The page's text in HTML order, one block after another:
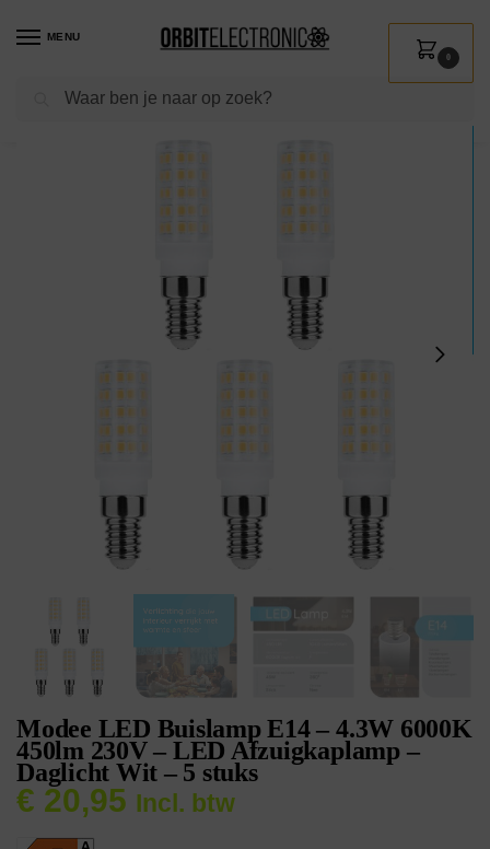
MENU
Zoeken
0
Shop / Verlichting / Lichtbronnen
Modee LED Buislamp E14 – 4.3W 6000K
450lm 230V – LED Afzuigkaplamp –
Daglicht Wit – 5 stuks
€ 20,95 Incl. btw